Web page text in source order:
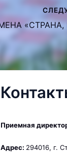
Приемная
Адрес: 294016, г.